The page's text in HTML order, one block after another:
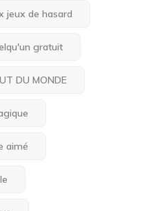
jeux de hasard
gratuit
DU MONDE
aimé